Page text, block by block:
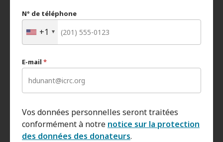
N° de téléphone
+1
E-mail *
Vos données personnelles seront traitées
conformément à notre notice sur la protection
des données des donateurs.